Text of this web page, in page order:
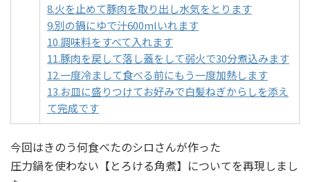
8.火を止めて豚肉を取り出し水気をとります
9.別の鍋にゆで汁600mlいれます
10.調味料をすべて入れます
11.豚肉を戻して落し蓋をして弱火で30分煮込みます
12.一度冷まして食べる前にもう一度加熱します
13.お皿に盛りつけてお好みで白髪ねぎからしを添え
て完成です
今回はきのう何食べたのシロさんが作った
圧力鍋を使わない【とろける角煮】についてを再現しまし